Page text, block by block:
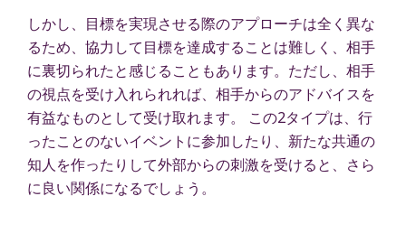
しかし、目標を実現させる際のアプローチは全く異な
るため、協力して目標を達成することは難しく、相手
に裏切られたと感じることもあります。ただし、相手
の視点を受け入れられれば、相手からのアドバイスを
有益なものとして受け取れます。 この2タイプは、行
ったことのないイベントに参加したり、新たな共通の
知人を作ったりして外部からの刺激を受けると、さら
に良い関係になるでしょう。